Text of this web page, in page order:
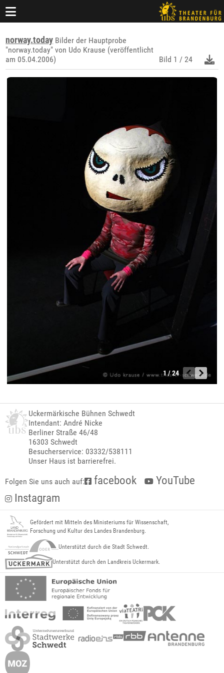
norway.today Bilder der Hauptprobe
"norway.today" von Udo Krause (veröffentlicht
am 05.04.2006)
Bild 1 / 24
1 / 24
Uckermärkische Bühnen Schwedt
Intendant: André Nicke
Berliner Straße 46/48
16303 Schwedt
Besucherservice: 03332/538111
Unser Haus ist barrierefrei.
Folgen Sie uns auch auf: facebook
YouTube
Instagram
Gefördert mit Mitteln des Ministeriums für Wissenschaft,
Forschung und Kultur des Landes Brandenburg.
Unterstützt durch die Stadt Schwedt.
Unterstützt durch den Landkreis Uckermark.